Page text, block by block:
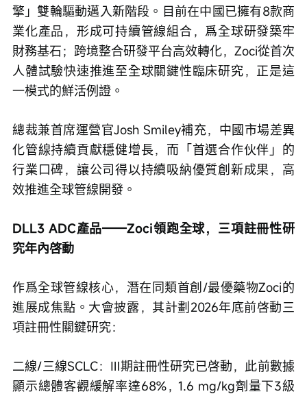
擎」雙輪驅動邁入新階段。目前在中國已擁有8款商
業化產品，形成可持續管線組合，爲全球研發築牢
財務基石；跨境整合研發平台高效轉化，Zoci從首次
人體試驗快速推進至全球關鍵性臨床研究，正是這
一模式的鮮活例證。
總裁兼首席運營官Josh Smiley補充，中國市場差異
化管線持續貢獻穩健增長，而「首選合作伙伴」的
行業口碑，讓公司得以持續吸納優質創新成果，高
效推進全球管線開發。
DLL3 ADC產品——Zoci領跑全球，三項註冊性研
究年內啓動
作爲全球管線核心，潛在同類首創/最優藥物Zoci的
進展成焦點。大會披露，其計劃2026年底前啓動三
項註冊性關鍵研究：
二線/三線SCLC：Ⅲ期註冊性研究已啓動，此前數據
顯示總體客觀緩解率達68%，1.6 mg/kg劑量下3級